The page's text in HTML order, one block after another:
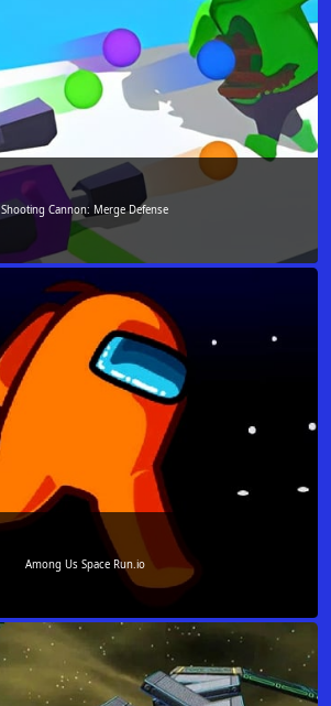
Shooting Cannon: Merge Defense
Among Us Space Run.io